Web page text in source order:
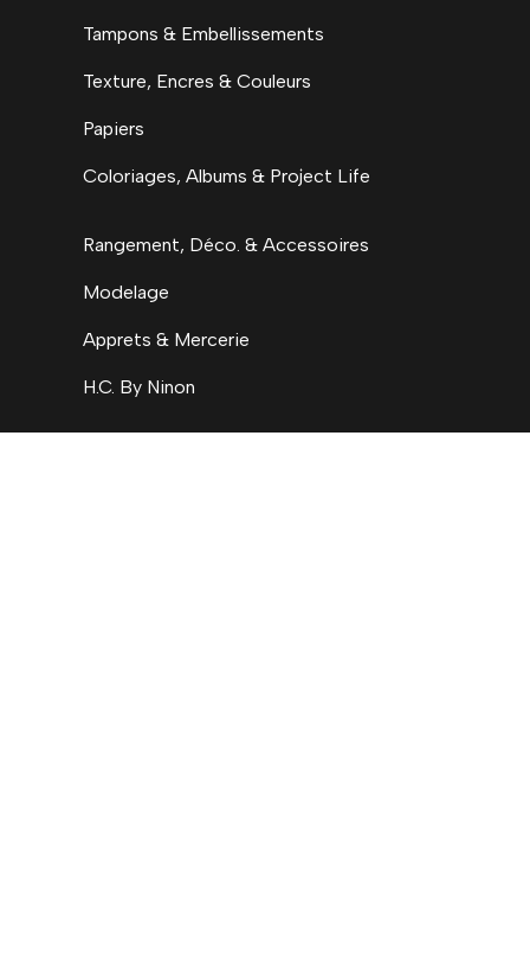
Tampons & Embellissements
Texture, Encres & Couleurs
Papiers
Coloriages, Albums & Project Life
Rangement, Déco. & Accessoires
Modelage
Apprets & Mercerie
H.C. By Ninon